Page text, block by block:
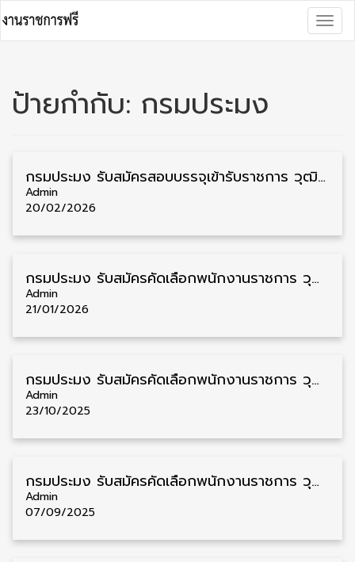
to
content
ป้ายกำกับ: กรมประมง
กรมประมง รับสมัครสอบบรรจุเข้ารับราชการ วุฒิ ปวส./ป.ตรี 9 อัตรา รับสมัคร 27 กุมภาพันธ์ – 24 มีนาคม
Admin
20/02/2026
กรมประมง รับสมัครคัดเลือกพนักงานราชการ วุฒิ ม.3/ม.6/ปวช. 6 อัตรา รับสมัคร 26 มกราคม – 3 กุมภาพันธ์
Admin
21/01/2026
กรมประมง รับสมัครคัดเลือกพนักงานราชการ วุฒิ ปวส./ป.ตรี 2 อัตรา รับสมัคร 28 ตุลาคม – 5 พฤศจิกายน
Admin
23/10/2025
กรมประมง รับสมัครคัดเลือกพนักงานราชการ วุฒิ ปวส./ป.ตรี 5 อัตรา รับสมัคร 15 – 23 กันยายน
Admin
07/09/2025